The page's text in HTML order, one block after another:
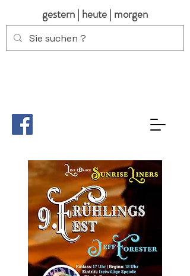
gestern | heute | morgen